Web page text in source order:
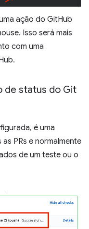
ação do GitHub
Isso será mais
com uma
de status do Git
é uma
PRs e normalmente
de um teste ou o